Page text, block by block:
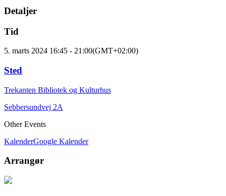
Detaljer
Tid
5. marts 2024 16:45 - 21:00(GMT+02:00)
Sted
Trekanten Bibliotek og Kulturhus
Sebbersundvej 2A
Other Events
KalenderGoogle Kalender
Arrangør